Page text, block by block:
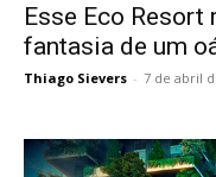
Esse Eco Resort
fantasia de um
Thiago Sievers - 7 de abril